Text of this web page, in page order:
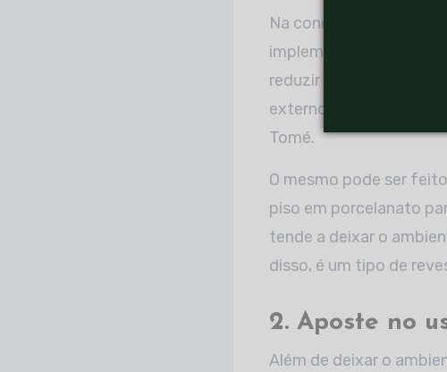
Na concepção do
implementação de
reduzir o impacto do
externos frios mais
Tomé.
O mesmo pode ser
piso em porcelanato
tende a deixar o
disso, é um tipo de
2. Aposte no
Além de deixar o